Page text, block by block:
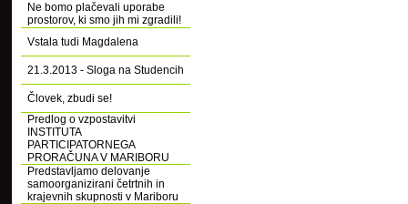
Ne bomo plačevali uporabe
prostorov, ki smo jih mi zgradili!
Vstala tudi Magdalena
21.3.2013 - Sloga na Studencih
Človek, zbudi se!
Predlog o vzpostavitvi
INSTITUTA
PARTICIPATORNEGA
PRORAČUNA V MARIBORU
Predstavljamo delovanje
samoorganizirani četrtnih in
krajevnih skupnosti v Mariboru